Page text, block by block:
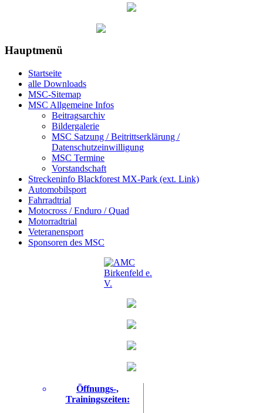
Hauptmenü
Startseite
alle Downloads
MSC-Sitemap
MSC Allgemeine Infos
Beitragsarchiv
Bildergalerie
MSC Satzung / Beitrittserklärung /
Datenschutzeinwilligung
MSC Termine
Vorstandschaft
Streckeninfo Blackforest MX-Park (ext. Link)
Automobilsport
Fahrradtrial
Motocross / Enduro / Quad
Motorradtrial
Veteranensport
Sponsoren des MSC
Öffnungs-,
Trainingszeiten: